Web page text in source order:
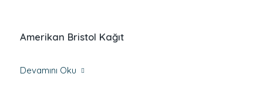
Amerikan Bristol Kağıt
Devamını Oku